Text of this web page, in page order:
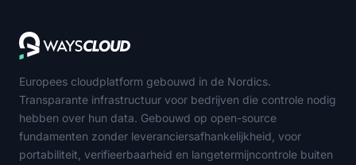
Europees cloudplatform gebouwd in de Nordics.
Transparante infrastructuur voor bedrijven die controle nodig
hebben over hun data. Gebouwd op open-source
fundamenten zonder leveranciersafhankelijkheid, voor
portabiliteit, verifieerbaarheid en langetermijncontrole buiten